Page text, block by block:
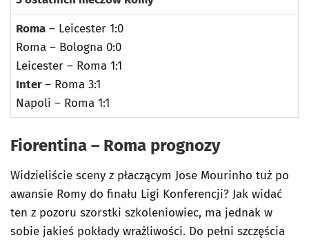
Roma – Leicester 1:0
Roma – Bologna 0:0
Leicester – Roma 1:1
Inter– Roma 3:1
Napoli – Roma 1:1
Fiorentina – Roma prognozy
Widzieliście sceny z płaczącym Jose Mourinho tuż po
awansie Romy do finału Ligi Konferencji? Jak widać
ten z pozoru szorstki szkoleniowiec, ma jednak w
sobie jakieś pokłady wrażliwości. Do pełni szczęścia